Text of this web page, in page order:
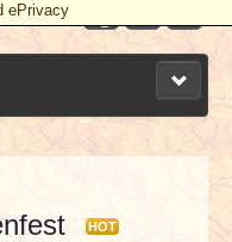
HOT
ePrivacy